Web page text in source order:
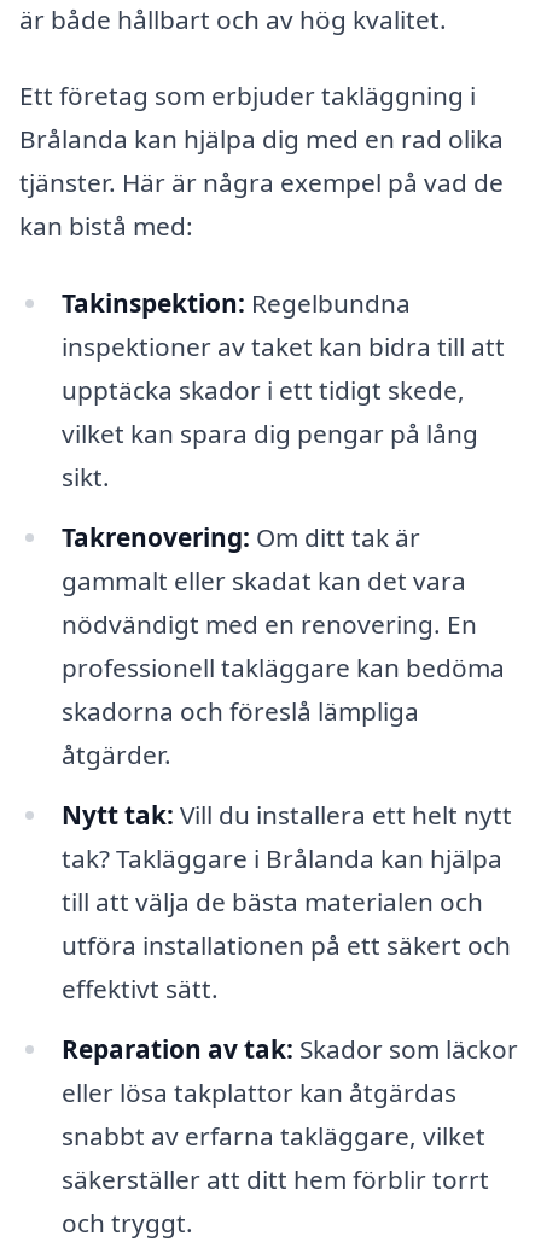
är både hållbart och av hög kvalitet.
Ett företag som erbjuder takläggning i
Brålanda kan hjälpa dig med en rad olika
tjänster. Här är några exempel på vad de
kan bistå med:
Takinspektion: Regelbundna
inspektioner av taket kan bidra till att
upptäcka skador i ett tidigt skede,
vilket kan spara dig pengar på lång
sikt.
Takrenovering: Om ditt tak är
gammalt eller skadat kan det vara
nödvändigt med en renovering. En
professionell takläggare kan bedöma
skadorna och föreslå lämpliga
åtgärder.
Nytt tak: Vill du installera ett helt nytt
tak? Takläggare i Brålanda kan hjälpa
till att välja de bästa materialen och
utföra installationen på ett säkert och
effektivt sätt.
Reparation av tak: Skador som läckor
eller lösa takplattor kan åtgärdas
snabbt av erfarna takläggare, vilket
säkerställer att ditt hem förblir torrt
och tryggt.